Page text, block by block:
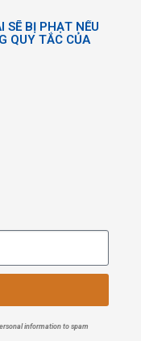
SẼ BỊ PHẠT NẾU
QUY TẮC CỦA
information to spam